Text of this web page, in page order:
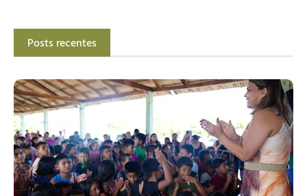
Posts recentes